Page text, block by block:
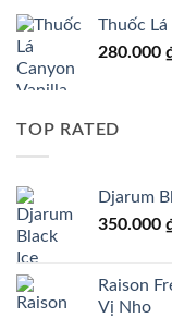
Thuốc
280.000
TOP RATED
Djarum
350.000
Raison
Vị Nho